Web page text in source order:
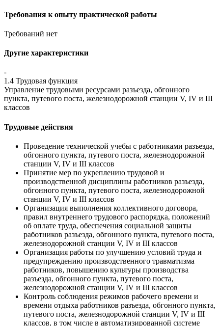
Требования к опыту практической работы
Требований нет
Другие характеристики
-
1.4 Трудовая функция
Управление трудовыми ресурсами разъезда, обгонного
пункта, путевого поста, железнодорожной станции V, IV и III
классов
Трудовые действия
Проведение технической учебы с работниками разъезда,
обгонного пункта, путевого поста, железнодорожной
станции V, IV и III классов
Принятие мер по укреплению трудовой и
производственной дисциплины работников разъезда,
обгонного пункта, путевого поста, железнодорожной
станции V, IV и III классов
Организация выполнения коллективного договора,
правил внутреннего трудового распорядка, положений
об оплате труда, обеспечения социальной защиты
работников разъезда, обгонного пункта, путевого поста,
железнодорожной станции V, IV и III классов
Организация работы по улучшению условий труда и
предупреждению производственного травматизма
работников, повышению культуры производства
разъезда, обгонного пункта, путевого поста,
железнодорожной станции V, IV и III классов
Контроль соблюдения режимов рабочего времени и
времени отдыха работников разъезда, обгонного пункта,
путевого поста, железнодорожной станции V, IV и III
классов, в том числе в автоматизированной системе